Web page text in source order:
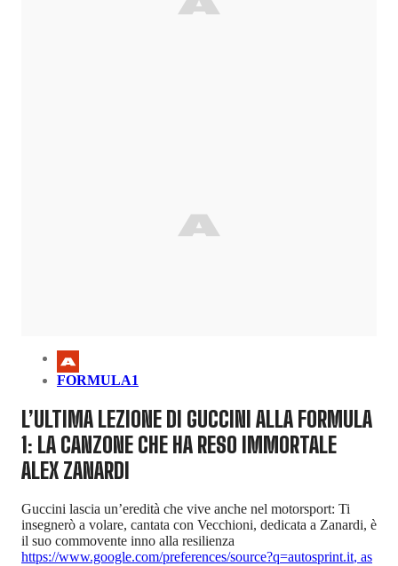
FORMULA1
L’ULTIMA LEZIONE DI GUCCINI ALLA FORMULA
1: LA CANZONE CHE HA RESO IMMORTALE
ALEX ZANARDI
Guccini lascia un’eredità che vive anche nel motorsport: Ti
insegnerò a volare, cantata con Vecchioni, dedicata a Zanardi, è
il suo commovente inno alla resilienza
https://www.google.com/preferences/source?q=autosprint.it, as